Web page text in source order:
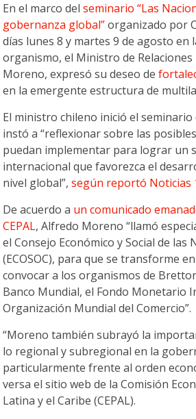
En el marco delseminario “Las
gobernanza global”organizado por
días lunes 8 y martes 9 de agosto en
organismo, el Ministro de
Moreno, expresó su deseo de
en la emergente estructura de
El ministro chileno inició el seminario
instó a “reflexionar sobre las
puedan implementar para lograr un
internacional que favorezca el
nivel global”,según reportó Noticias
De acuerdo a un comunicado
CEPAL, Alfredo Moreno “llamó
el Consejo Económico y Social de las
(ECOSOC), para que se transforme
convocar a los organismos de
Banco Mundial, el Fondo Monetario
Organización Mundial del Comercio”.
“Moreno también subrayó la
lo regional y subregional en la
particularmente frente al orden
versa el sitio web de la Comisión
Latina y el Caribe (CEPAL).